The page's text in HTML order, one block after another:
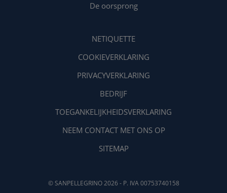
De oorsprong
NETIQUETTE
COOKIEVERKLARING
PRIVACYVERKLARING
BEDRIJF
TOEGANKELIJKHEIDSVERKLARING
NEEM CONTACT MET ONS OP
SITEMAP
© SANPELLEGRINO 2026 - P. IVA 00753740158